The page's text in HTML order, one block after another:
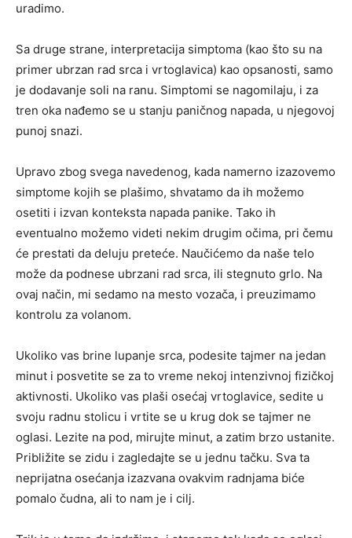
uradimo.
Sa druge strane, interpretacija simptoma (kao što su na
primer ubrzan rad srca i vrtoglavica) kao opsanosti, samo
je dodavanje soli na ranu. Simptomi se nagomilaju, i za
tren oka nađemo se u stanju paničnog napada, u njegovoj
punoj snazi.
Upravo zbog svega navedenog, kada namerno izazovemo
simptome kojih se plašimo, shvatamo da ih možemo
osetiti i izvan konteksta napada panike. Tako ih
eventualno možemo videti nekim drugim očima, pri čemu
će prestati da deluju preteće. Naučićemo da naše telo
može da podnese ubrzani rad srca, ili stegnuto grlo. Na
ovaj način, mi sedamo na mesto vozača, i preuzimamo
kontrolu za volanom.
Ukoliko vas brine lupanje srca, podesite tajmer na jedan
minut i posvetite se za to vreme nekoj intenzivnoj fizičkoj
aktivnosti. Ukoliko vas plaši osećaj vrtoglavice, sedite u
svoju radnu stolicu i vrtite se u krug dok se tajmer ne
oglasi. Lezite na pod, mirujte minut, a zatim brzo ustanite.
Približite se zidu i zagledajte se u jednu tačku. Sva ta
neprijatna osećanja izazvana ovakvim radnjama biće
pomalo čudna, ali to nam je i cilj.